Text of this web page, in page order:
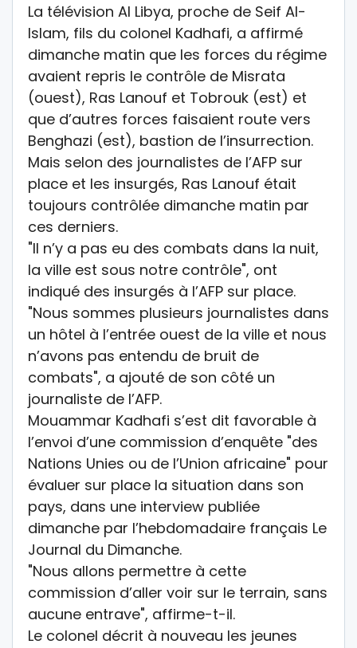
La télévision Al Libya, proche de Seif Al-
Islam, fils du colonel Kadhafi, a affirmé
dimanche matin que les forces du régime
avaient repris le contrôle de Misrata
(ouest), Ras Lanouf et Tobrouk (est) et
que d’autres forces faisaient route vers
Benghazi (est), bastion de l’insurrection.
Mais selon des journalistes de l’AFP sur
place et les insurgés, Ras Lanouf était
toujours contrôlée dimanche matin par
ces derniers.
"Il n’y a pas eu des combats dans la nuit,
la ville est sous notre contrôle", ont
indiqué des insurgés à l’AFP sur place.
"Nous sommes plusieurs journalistes dans
un hôtel à l’entrée ouest de la ville et nous
n’avons pas entendu de bruit de
combats", a ajouté de son côté un
journaliste de l’AFP.
Mouammar Kadhafi s’est dit favorable à
l’envoi d’une commission d’enquête "des
Nations Unies ou de l’Union africaine" pour
évaluer sur place la situation dans son
pays, dans une interview publiée
dimanche par l’hebdomadaire français Le
Journal du Dimanche.
"Nous allons permettre à cette
commission d’aller voir sur le terrain, sans
aucune entrave", affirme-t-il.
Le colonel décrit à nouveau les jeunes